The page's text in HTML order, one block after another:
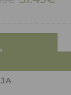
34.99€.